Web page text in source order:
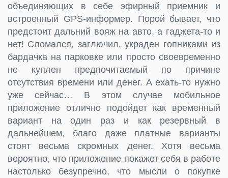
объединяющих в себе эфирный приемник и
встроенный GPS-информер. Порой бывает, что
предстоит дальний вояж на авто, а гаджета-то и
нет! Сломался, заглючил, украден гопниками из
бардачка на парковке или просто своевременно
не куплен предпочитаемый по причине
отсутствия времени или денег. А ехать-то нужно
уже сейчас… В этом случае мобильное
приложение отлично подойдет как временный
вариант на один раз и как резервный в
дальнейшем, благо даже платные варианты
стоят весьма скромных денег. Хотя весьма
вероятно, что приложение покажет себя в работе
настолько безупречно, что мысли о покупке